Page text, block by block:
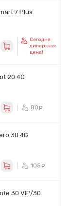
7 Plus
Сегодня
дилерская
цена!
20 4G
80
30 4G
105
30 VIP/30